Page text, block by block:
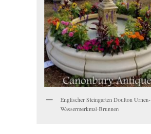
Englischer Steingarten Doulton Urnen-
Wassermerkmal-Brunnen